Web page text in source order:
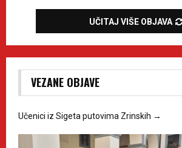
UČITAJ VIŠE OBJAVA
VEZANE OBJAVE
Učenici iz Sigeta putovima Zrinskih →